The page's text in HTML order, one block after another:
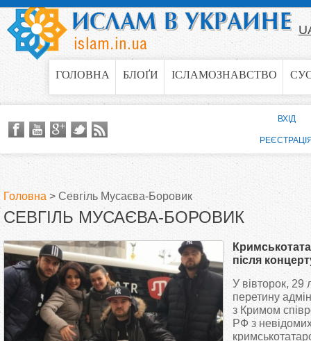
Jump to navigation
ГОЛОВНА БЛОҐИ ІСЛАМОЗНАВСТВО
В
и
т
Головна > Севгіль Мусаєва-Боровик
СЕВГІЛЬ МУСАЄВА-БОРОВИК
після
ФСБ
У вівторок, 29
перетину
з Кримом
РФ з
ВХІД